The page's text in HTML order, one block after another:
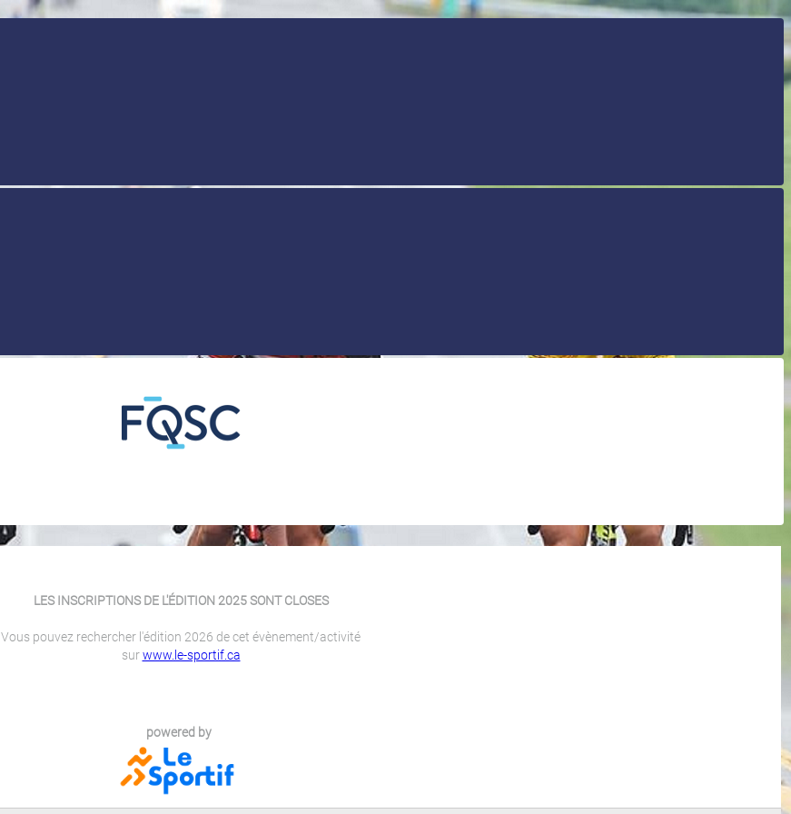
LES INSCRIPTIONS DE L'ÉDITION 2025 SONT CLOSES
Vous pouvez rechercher l'édition 2026 de cet évènement/activité
surwww.le-sportif.ca
powered by